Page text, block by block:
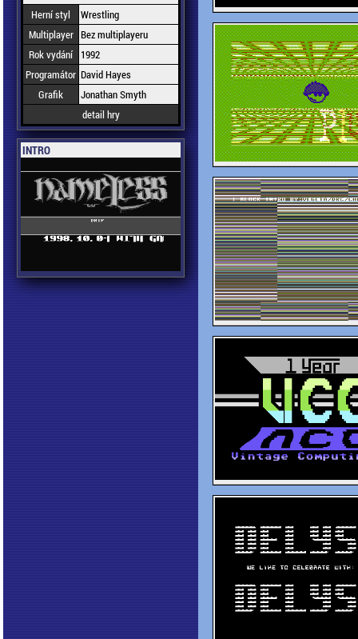
Herní styl
Wrestling
Multiplayer Bez multiplayeru
Rok vydání
1992
Programátor David Hayes
Grafik
Jonathan Smyth
detail hry
INTRO